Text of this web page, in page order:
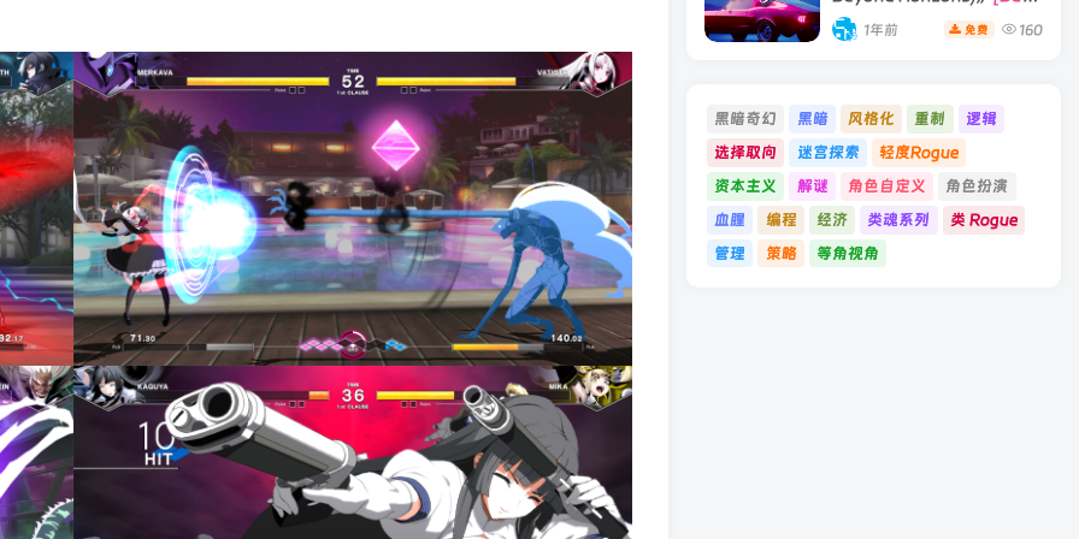
19066396 单机版/联机版]
1年前 免费 160
黑暗奇幻 黑暗 风格化 重制
逻辑
选择取向
迷宫探索
轻度Rogue
资本主义
解谜 角色自定义
角色扮演
血腥
编程 经济 类魂系列
类 Rogue
管理
策略 等角视角